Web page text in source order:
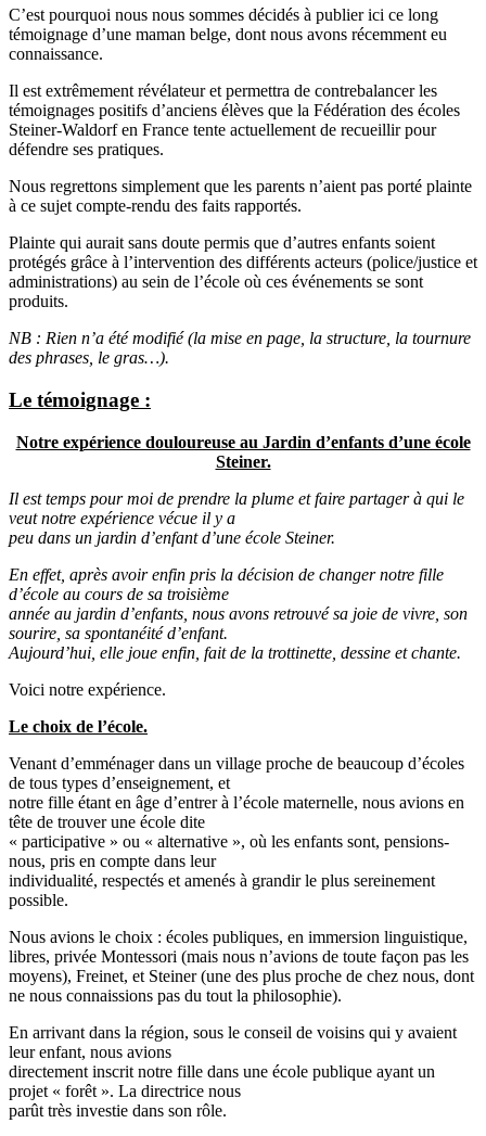
C’est pourquoi nous nous sommes décidés à publier ici ce long
témoignage d’une maman belge, dont nous avons récemment eu
connaissance.
Il est extrêmement révélateur et permettra de contrebalancer les
témoignages positifs d’anciens élèves que la Fédération des écoles
Steiner-Waldorf en France tente actuellement de recueillir pour
défendre ses pratiques.
Nous regrettons simplement que les parents n’aient pas porté plainte
à ce sujet compte-rendu des faits rapportés.
Plainte qui aurait sans doute permis que d’autres enfants soient
protégés grâce à l’intervention des différents acteurs (police/justice et
administrations) au sein de l’école où ces événements se sont
produits.
NB : Rien n’a été modifié (la mise en page, la structure, la tournure
des phrases, le gras…).
Le témoignage :
Notre expérience douloureuse au Jardin d’enfants d’une école
Steiner.
Il est temps pour moi de prendre la plume et faire partager à qui le
veut notre expérience vécue il y a
peu dans un jardin d’enfant d’une école Steiner.
En effet, après avoir enfin pris la décision de changer notre fille
d’école au cours de sa troisième
année au jardin d’enfants, nous avons retrouvé sa joie de vivre, son
sourire, sa spontanéité d’enfant.
Aujourd’hui, elle joue enfin, fait de la trottinette, dessine et chante.
Voici notre expérience.
Le choix de l’école.
Venant d’emménager dans un village proche de beaucoup d’écoles
de tous types d’enseignement, et
notre fille étant en âge d’entrer à l’école maternelle, nous avions en
tête de trouver une école dite
« participative » ou « alternative », où les enfants sont, pensions-
nous, pris en compte dans leur
individualité, respectés et amenés à grandir le plus sereinement
possible.
Nous avions le choix : écoles publiques, en immersion linguistique,
libres, privée Montessori (mais nous n’avions de toute façon pas les
moyens), Freinet, et Steiner (une des plus proche de chez nous, dont
ne nous connaissions pas du tout la philosophie).
En arrivant dans la région, sous le conseil de voisins qui y avaient
leur enfant, nous avions
directement inscrit notre fille dans une école publique ayant un
projet « forêt ». La directrice nous
parût très investie dans son rôle.